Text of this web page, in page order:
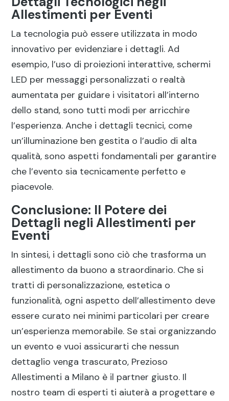
Allestimenti per Eventi
La tecnologia può essere utilizzata in modo
innovativo per evidenziare i dettagli. Ad
esempio, l’uso di proiezioni interattive, schermi
LED per messaggi personalizzati o realtà
aumentata per guidare i visitatori all’interno
dello stand, sono tutti modi per arricchire
l’esperienza. Anche i dettagli tecnici, come
un’illuminazione ben gestita o l’audio di alta
qualità, sono aspetti fondamentali per garantire
che l’evento sia tecnicamente perfetto e
piacevole.
Conclusione: Il Potere dei
Dettagli negli Allestimenti per
Eventi
In sintesi, i dettagli sono ciò che trasforma un
allestimento da buono a straordinario. Che si
tratti di personalizzazione, estetica o
funzionalità, ogni aspetto dell’allestimento deve
essere curato nei minimi particolari per creare
un’esperienza memorabile. Se stai organizzando
un evento e vuoi assicurarti che nessun
dettaglio venga trascurato, Prezioso
Allestimenti a Milano è il partner giusto. Il
nostro team di esperti ti aiuterà a progettare e